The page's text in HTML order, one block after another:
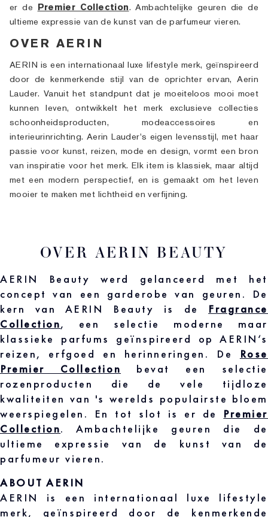
er de Premier Collection. Ambachtelijke geuren die de
ultieme expressie van de kunst van de parfumeur vieren.
OVER AERIN
AERIN is een internationaal luxe lifestyle merk, geïnspireerd
door de kenmerkende stijl van de oprichter ervan, Aerin
Lauder. Vanuit het standpunt dat je moeiteloos mooi moet
kunnen leven, ontwikkelt het merk exclusieve collecties
schoonheidsproducten, modeaccessoires en
interieurinrichting. Aerin Lauder's eigen levensstijl, met haar
passie voor kunst, reizen, mode en design, vormt een bron
van inspiratie voor het merk. Elk item is klassiek, maar altijd
met een modern perspectief, en is gemaakt om het leven
mooier te maken met lichtheid en verfijning.
OVER AERIN BEAUTY
AERIN Beauty werd gelanceerd met het
concept van een garderobe van geuren. De
kern van AERIN Beauty is de Fragrance
Collection, een selectie moderne maar
klassieke parfums geïnspireerd op AERIN‘s
reizen, erfgoed en herinneringen. De Rose
Premier Collection bevat een selectie
rozenproducten die de vele tijdloze
kwaliteiten van 's werelds populairste bloem
weerspiegelen. En tot slot is er de Premier
Collection. Ambachtelijke geuren die de
ultieme expressie van de kunst van de
parfumeur vieren.
ABOUT AERIN
AERIN is een internationaal luxe lifestyle
merk, geïnspireerd door de kenmerkende